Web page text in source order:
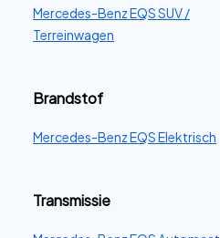
Mercedes-Benz EQS SUV /
Terreinwagen
Brandstof
Mercedes-Benz EQS Elektrisch
Transmissie